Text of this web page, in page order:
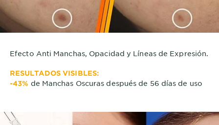
Efecto Anti Manchas, Opacidad y Líneas de Expresión.
RESULTADOS VISIBLES:
-43% de Manchas Oscuras después de 56 días de uso